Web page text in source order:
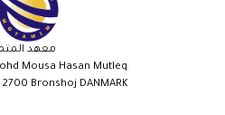
معهد
Mousa Hasan Mutleq
Bronshoj DANMARK